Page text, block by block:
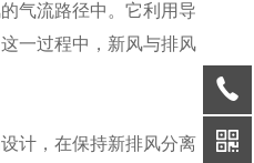
气流路径中。它利用导
一过程中，新风与排风
计，在保持新排风分离